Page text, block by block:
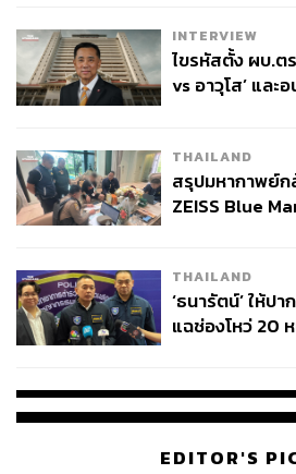
พรรคประชาชน
เลือกตั้งผู้ว่าฯ
กรุงเทพมหานคร
ABOUT THE
กองบรรณาธิการ
INTERVIEW
ไขรหัสตั้ง ผบ.ต
vs อาวุโส’ และ
THAILAND
สรุปมหากาพย์ก
ZEISS Blue
จ่ายหนี้-แอบระบุ
THAILAND
‘ธนารัตน์’ ให้ป
แฉช่องโหว่ 20
EDITOR'S